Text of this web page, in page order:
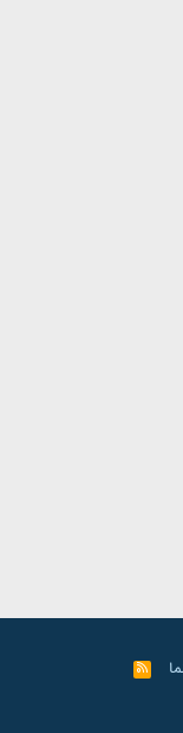
R
S